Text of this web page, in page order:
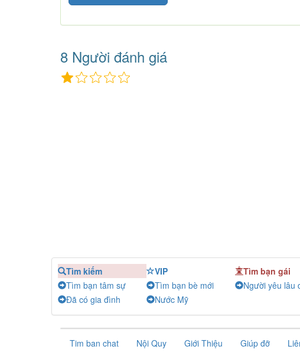
8 Người đánh giá
Tìm kiếm VIP Tìm bạn gái
Tìm bạn tâm sự
Tìm bạn bè mới Người yêu lâu
Đã có gia đình
Nước Mỹ
Tim ban chat Nội Quy Giới Thiệu Giúp đỡ